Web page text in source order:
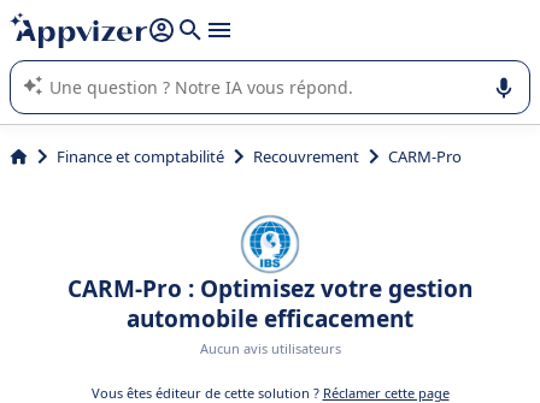
répondre (plusieurs lignes avec
L'IA de Appvizer vous guide dans l'utilisation ou la sélection de
logiciel SaaS en entreprise.
Finance et comptabilité Recouvrement CARM-Pro
CARM-Pro : Optimisez votre gestion
automobile efficacement
Aucun avis utilisateurs
Vous êtes éditeur de cette solution ? Réclamer cette page